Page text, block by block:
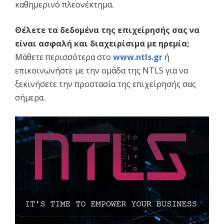
καθημερινό πλεονέκτημα.
Θέλετε τα δεδομένα της επιχείρησής σας να
είναι ασφαλή και διαχειρίσιμα με ηρεμία;
Μάθετε περισσότερα στο www.ntls.gr ή
επικοινωνήστε με την ομάδα της NTLS για να
ξεκινήσετε την προστασία της επιχείρησής σας
σήμερα.